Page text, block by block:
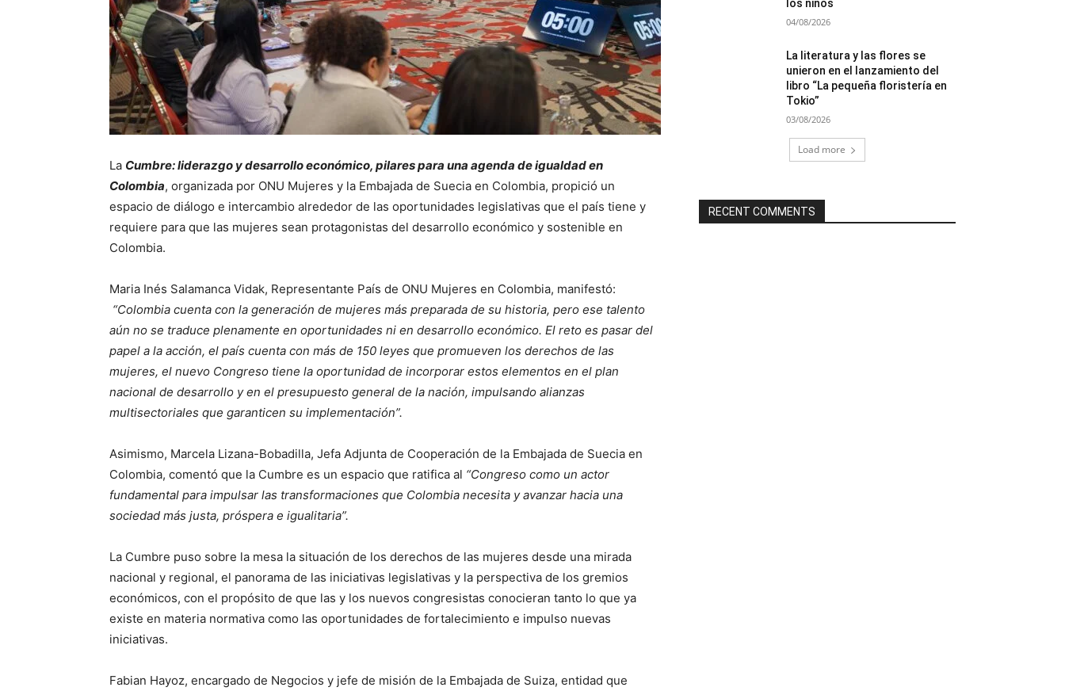
La Cumbre: liderazgo y desarrollo económico, pilares para una agenda de igualdad en
Colombia, organizada por ONU Mujeres y la Embajada de Suecia en Colombia, propició un
espacio de diálogo e intercambio alrededor de las oportunidades legislativas que el país tiene y
requiere para que las mujeres sean protagonistas del desarrollo económico y sostenible en
Colombia.
Maria Inés Salamanca Vidak, Representante País de ONU Mujeres en Colombia, manifestó:
“Colombia cuenta con la generación de mujeres más preparada de su historia, pero ese talento
aún no se traduce plenamente en oportunidades ni en desarrollo económico. El reto es pasar del
papel a la acción, el país cuenta con más de 150 leyes que promueven los derechos de las
mujeres, el nuevo Congreso tiene la oportunidad de incorporar estos elementos en el plan
nacional de desarrollo y en el presupuesto general de la nación, impulsando alianzas
multisectoriales que garanticen su implementación”.
Asimismo, Marcela Lizana-Bobadilla, Jefa Adjunta de Cooperación de la Embajada de Suecia en
Colombia, comentó que la Cumbre es un espacio que ratifica al “Congreso como un actor
fundamental para impulsar las transformaciones que Colombia necesita y avanzar hacia una
sociedad más justa, próspera e igualitaria”.
La Cumbre puso sobre la mesa la situación de los derechos de las mujeres desde una mirada
nacional y regional, el panorama de las iniciativas legislativas y la perspectiva de los gremios
económicos, con el propósito de que las y los nuevos congresistas conocieran tanto lo que ya
existe en materia normativa como las oportunidades de fortalecimiento e impulso nuevas
iniciativas.
Fabian Hayoz, encargado de Negocios y jefe de misión de la Embajada de Suiza, entidad que
los niños
04/08/2026
La literatura y las flores se
unieron en el lanzamiento del
libro “La pequeña floristería en
Tokio”
03/08/2026
Load more
RECENT COMMENTS